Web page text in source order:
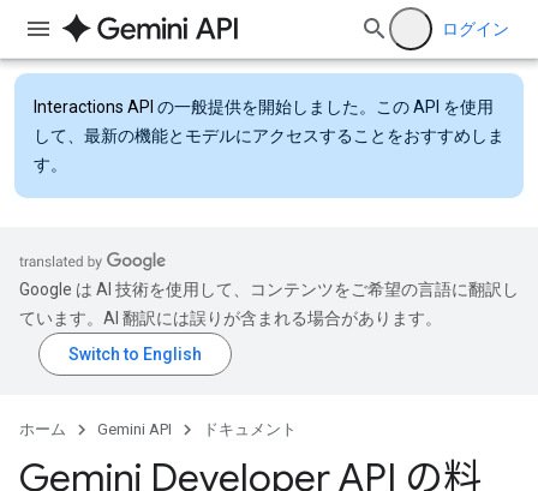
ログイン
Interactions API の一般提供を開始しました。この API を使用
して、最新の機能とモデルにアクセスすることをおすすめしま
す。
Google は AI 技術を使用して、コンテンツをご希望の言語に翻訳し
ています。AI 翻訳には誤りが含まれる場合があります。
ホーム Gemini API ドキュメント
Gemini Developer API の料